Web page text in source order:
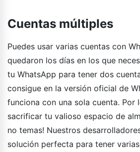
Cuentas múltiples
Puedes usar varias cuentas con
quedaron los días en los que
tu WhatsApp para tener dos
consigue en la versión oficial de
funciona con una sola cuenta. Por
sacrificar tu valioso espacio de
no temas! Nuestros
solución perfecta para tener